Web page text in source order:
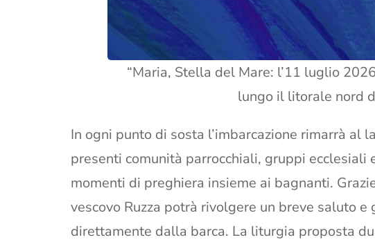
“Maria, Stella del Mare: l’11 luglio
lungo il litorale nord
In ogni punto di sosta l’imbarcazione rimarrà al
presenti comunità parrocchiali, gruppi ecclesiali
momenti di preghiera insieme ai bagnanti.
vescovo Ruzza potrà rivolgere un breve saluto e
direttamente dalla barca. La liturgia proposta